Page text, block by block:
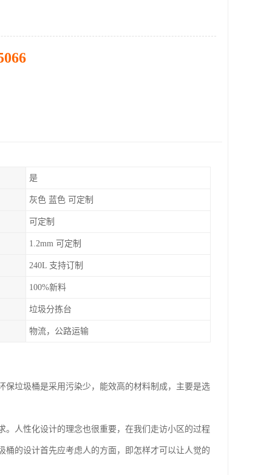
是
灰色 蓝色 可定制
可定制
1.2mm 可定制
240L 支持订制
100%新料
垃圾分拣台
物流，公路运输
垃圾桶是采用污染少，能效高的材料制成，主要是选
人性化设计的理念也很重要，在我们走访小区的过程
的设计首先应考虑人的方面，即怎样才可以让人觉的